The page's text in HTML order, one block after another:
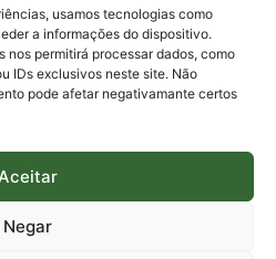
usamos tecnologias como
a informações do dispositivo.
nos permitirá processar dados, como
IDs exclusivos neste site. Não
pode afetar negativamante certos
Aceitar
Negar
à Pesquisa
à Inovação
à Bolsas
à Prestação de Contas
à Plataforma
3665-4831